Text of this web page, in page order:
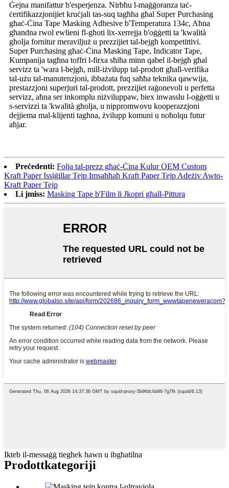
Ġejna manifattur b'esperjenza. Nirbħu l-maġġoranza taċ-
ċertifikazzjonijiet kruċjali tas-suq tagħha għal Super Purchasing
għaċ-Ċina Tape Masking Adhesive b'Temperatura 134c, Aħna
għandna rwol ewlieni fl-għoti lix-xerrejja b'oġġetti ta 'kwalità
għolja fornitur meraviljuż u prezzijiet tal-bejgħ kompetittivi.
Super Purchasing għaċ-Ċina Masking Tape, Indicator Tape,
Kumpanija tagħna toffri l-firxa sħiħa minn qabel il-bejgħ għal
servizz ta 'wara l-bejgħ, mill-iżvilupp tal-prodott għall-verifika
tal-użu tal-manutenzjoni, ibbażata fuq saħħa teknika qawwija,
prestazzjoni superjuri tal-prodott, prezzijiet raġonevoli u perfetta
servizz, aħna ser inkomplu niżviluppaw, biex inwasslu l-oġġetti u
s-servizzi ta 'kwalità għolja, u nippromwovu kooperazzjoni
dejjiema mal-klijenti tagħna, żvilupp komuni u noħolqu futur
aħjar.
Preċedenti: Folja tal-prezz għaċ-Ċina Kulur OEM Custom
Kraft Paper Issiġillar Tejp Imsaħħaħ Kraft Paper Tejp Adeżiv Awto-
Kraft Paper Tejp
Li jmiss: Masking Tape b'Film li Jkopri għall-Pittura
Ikteb il-messaġġ tiegħek hawn u ibgħatilna
Prodottkategoriji